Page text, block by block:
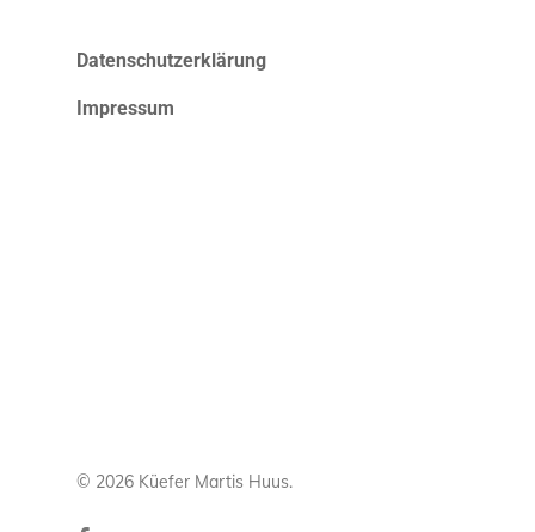
Datenschutzerklärung
Impressum
© 2026 Küefer Martis Huus.